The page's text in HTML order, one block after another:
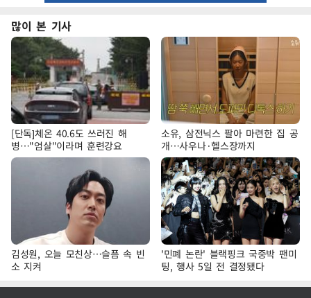
많이 본 기사
[단독]체온 40.6도 쓰러진 해
병…"엄살"이라며 훈련강요
소유, 삼전닉스 팔아 마련한 집 공
개…사우나·헬스장까지
김성원, 오늘 모친상…슬픔 속 빈
소 지켜
'민폐 논란' 블랙핑크 국중박 팬미
팅, 행사 5일 전 결정됐다